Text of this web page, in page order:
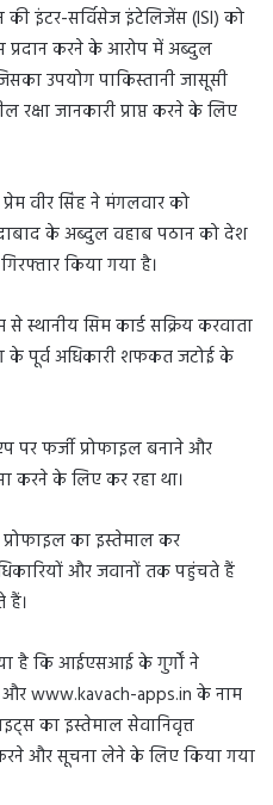
की इंटर-सर्विसेज इंटेलिजेंस (ISI) को
करने के आरोप में अब्दुल
उपयोग पाकिस्तानी जासूसी
रक्षा जानकारी प्राप्त करने के लिए
वीर सिंह ने मंगलवार को
के अब्दुल वहाब पठान को देश
किया गया है।
स्थानीय सिम कार्ड सक्रिय करवाता
के पूर्व अधिकारी शफकत जटोई के
पर फर्जी प्रोफाइल बनाने और
करने के लिए कर रहा था।
का इस्तेमाल कर
और जवानों तक पहुंचते हैं
हैं।
है कि आईएसआई के गुर्गों ने
www.kavach-apps.in के नाम
का इस्तेमाल सेवानिवृत्त
और सूचना लेने के लिए किया गया